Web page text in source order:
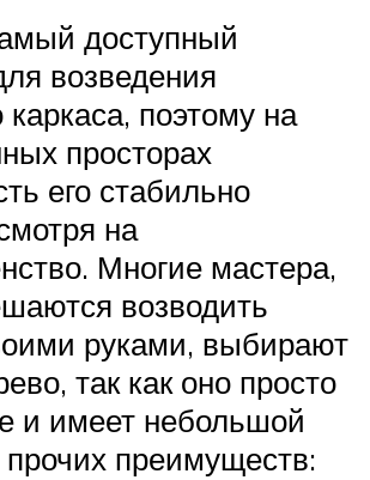
доступный
возведения
каркаса, поэтому на
просторах
его стабильно
на
Многие мастера,
возводить
руками, выбирают
так как оно просто
и имеет небольшой
преимуществ: